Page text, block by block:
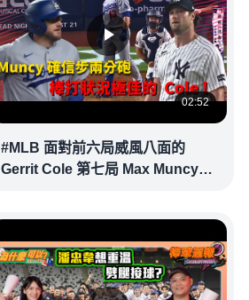
02:52
#MLB 面對前六局威風八面的
Gerrit Cole 第七局 Max Muncy